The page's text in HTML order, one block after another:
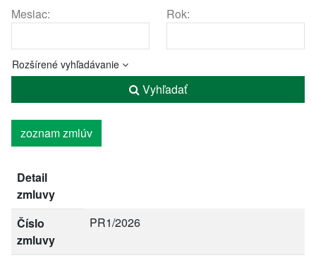
Mesiac: Rok:
Rozšírené vyhľadávanie
Vyhľadať
zoznam zmlúv
Detail
zmluvy
Číslo
zmluvy
PR1/2026